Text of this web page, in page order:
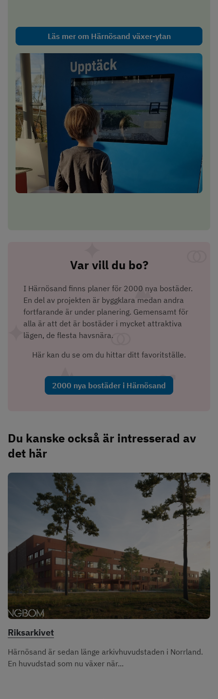
Läs mer om Härnösand växer-ytan
Var vill du bo?
I Härnösand finns planer för 2000 nya bostäder.
En del av projekten är byggklara medan andra
fortfarande är under planering. Gemensamt för
alla är att det är bostäder i mycket attraktiva
lägen, de flesta havsnära.
Här kan du se om du hittar ditt favoritställe.
2000 nya bostäder i Härnösand
Du kanske också är intresserad av
det här
Riksarkivet
Härnösand är sedan länge arkivhuvudstaden i Norrland.
En huvudstad som nu växer när...